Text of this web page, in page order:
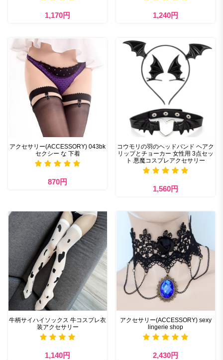
1,170円 1,240円
アクセサリー(ACCESSORY) 043bk
セクシー な 下着
870円
コウモリの羽のヘッドバンド ヘアク
リップとチョーカー 女性用 3点セッ
ト 悪魔コスプレアクセサリー
1,560円
牛柄サイハイソックス 牛コスプレ衣
装アクセサリー
1,140円
アクセサリー(ACCESSORY) sexy
lingerie shop
2,430円